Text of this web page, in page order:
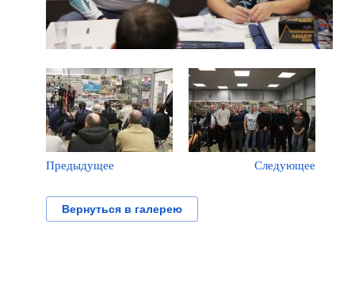
Предыдущее Следующее
Вернуться в галерею